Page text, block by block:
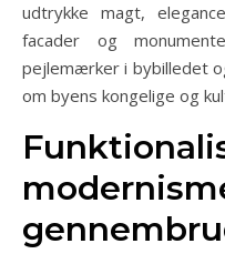
udtrykke magt,
facader og
pejlemærker i bybilledet
om byens kongelige og